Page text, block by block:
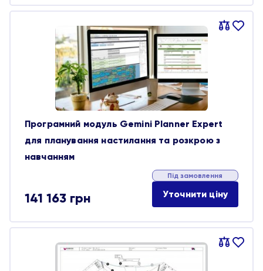
Порівняти
В
Програмний модуль Gemini Planner Expert
для планування настилання та розкрою з
навчанням
141 163 грн
Під замовлення
Уточнити ціну
Порівняти
В